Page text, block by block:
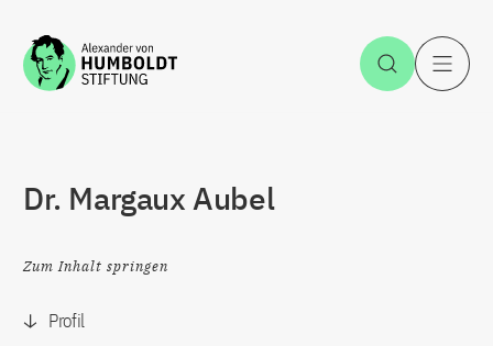
Zum Inhalt springen Suche
Dr. Margaux Aubel
Zum Inhalt springen
Profil